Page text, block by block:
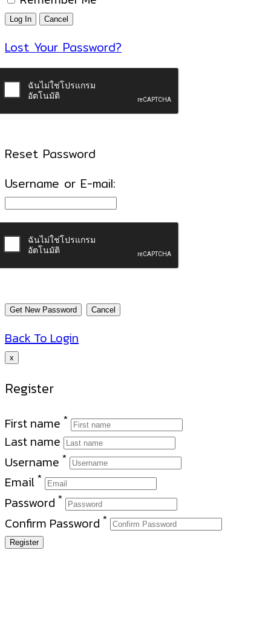
Lost Your Password?
Reset Password
Username or E-mail:
Back To Login
x
Register
First name *
Last name
Username *
Email *
Password *
Confirm Password *
Register